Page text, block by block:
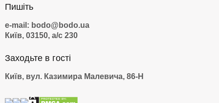
Пишіть
e-mail: bodo@bodo.ua
Київ, 03150, а/с 230
Заходьте в гості
Київ, вул. Казимира Малевича, 86-Н